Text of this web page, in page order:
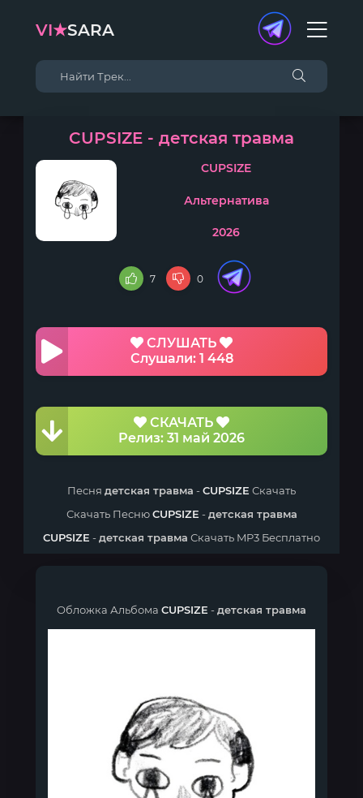
VI★SARA
CUPSIZE - детская травма
CUPSIZE
Альтернатива
2026
7 0
СЛУШАТЬ
Слушали: 1 448
СКАЧАТЬ
Релиз: 31 май 2026
Песня детская травма -CUPSIZE Скачать
Скачать ПеснюCUPSIZE -детская травма
CUPSIZE -детская травма Скачать MP3 Бесплатно
Обложка Альбома CUPSIZE -детская травма